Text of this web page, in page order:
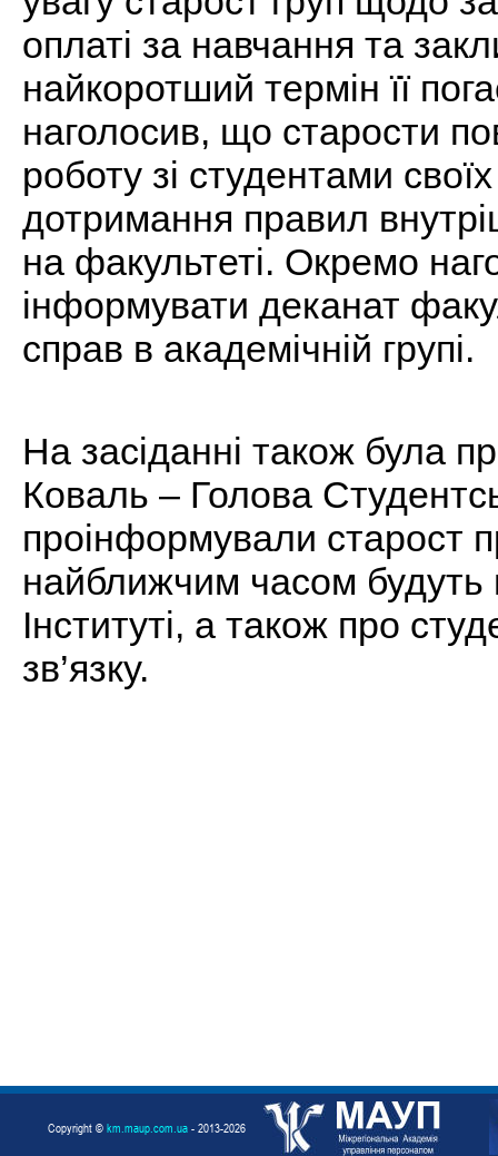
оплаті за навчання та
найкоротший термін її
наголосив, що старости
роботу зі студентами
дотримання правил
на факультеті. Окремо
інформувати деканат
справ в академічній групі.
На засіданні також була
Коваль – Голова
проінформували старост
найближчим часом будуть
Інституті, а також про
зв’язку.
Copyright © km.maup.com.ua - 2013-2026